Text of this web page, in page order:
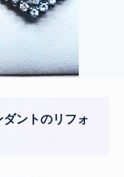
ントのリフォ